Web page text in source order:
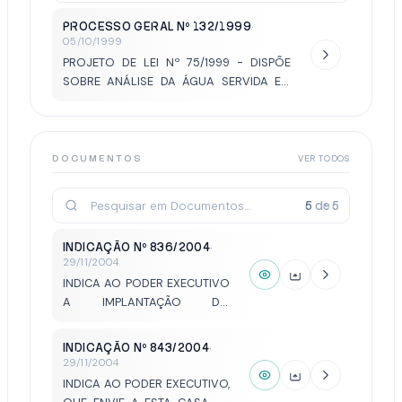
PROCESSO GERAL Nº 132/1999·
05/10/1999
PROJETO DE LEI Nº 75/1999 - DISPÕE
SOBRE ANÁLISE DA ÁGUA SERVIDA EM
DOCUMENTOS VER TODOS
5 de5
INDICAÇÃO Nº 836/2004·
29/11/2004
INDICA AO PODER EXECUTIVO
A IMPLANTAÇÃO DO
QUE VISA ADEQUAR A
ARBORIZAÇÃO URBANA E
PROMOVER O PLANTIO DE
MUDAS NATIVAS ENTRE A
INDICAÇÃO Nº 843/2004·
29/11/2004
INDICA AO PODER EXECUTIVO,